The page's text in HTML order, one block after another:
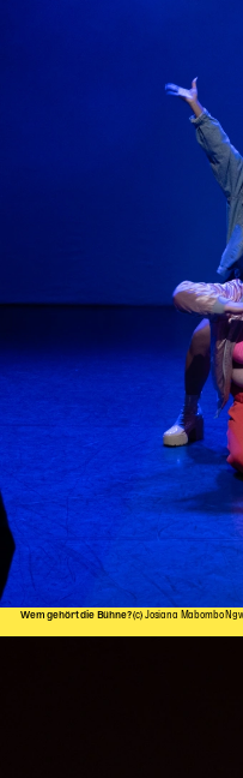
Wem gehört die Bühne?(c) Josiana Mabombo